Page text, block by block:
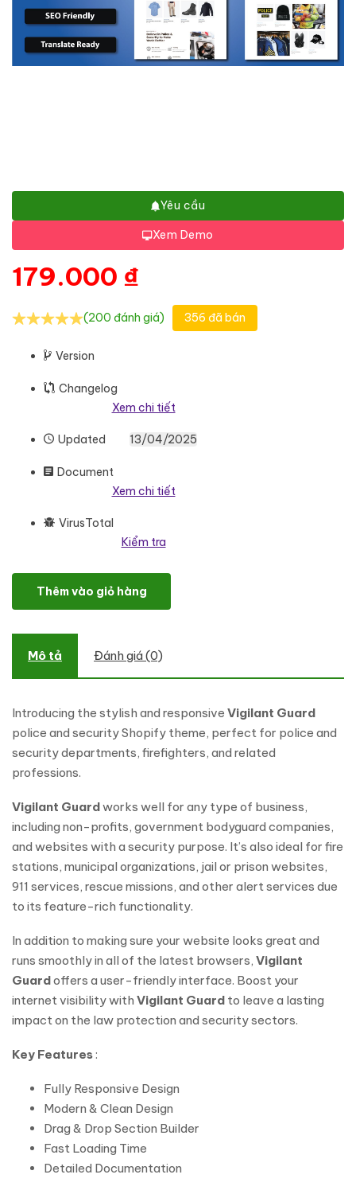
Yêu cầu
Xem Demo
179.000 ₫
(200 đánh giá) 356 đã bán
Version
Changelog
Xem chi tiết
Updated 13/04/2025
Document
Xem chi tiết
VirusTotal
Kiểm tra
Vigilant Guard - Police, & Security Products Shopify Template
Thêm vào giỏ hàng
Mô tả Đánh giá (0)
Introducing the stylish and responsive Vigilant Guard
police and security Shopify theme, perfect for police and
security departments, firefighters, and related
professions.
Vigilant Guardworks well for any type of business,
including non-profits, government bodyguard companies,
and websites with a security purpose. It’s also ideal for fire
stations, municipal organizations, jail or prison websites,
911 services, rescue missions, and other alert services due
to its feature-rich functionality.
In addition to making sure your website looks great and
runs smoothly in all of the latest browsers, Vigilant
Guardoffers a user-friendly interface. Boost your
internet visibility with Vigilant Guard to leave a lasting
impact on the law protection and security sectors.
Key Features:
Fully Responsive Design
Modern & Clean Design
Drag & Drop Section Builder
Fast Loading Time
Detailed Documentation